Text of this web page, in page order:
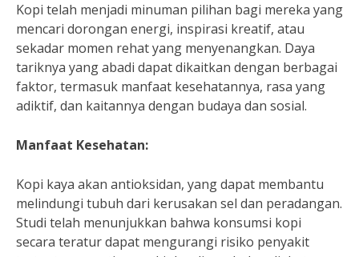
Kopi telah menjadi minuman pilihan bagi mereka yang
mencari dorongan energi, inspirasi kreatif, atau
sekadar momen rehat yang menyenangkan. Daya
tariknya yang abadi dapat dikaitkan dengan berbagai
faktor, termasuk manfaat kesehatannya, rasa yang
adiktif, dan kaitannya dengan budaya dan sosial.
Manfaat Kesehatan:
Kopi kaya akan antioksidan, yang dapat membantu
melindungi tubuh dari kerusakan sel dan peradangan.
Studi telah menunjukkan bahwa konsumsi kopi
secara teratur dapat mengurangi risiko penyakit